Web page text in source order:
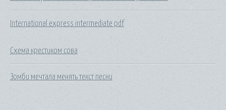
International express intermediate pdf
Схема крестиком сова
Зомби мечтала менять текст песни